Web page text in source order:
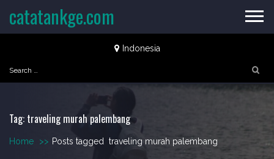
Indonesia
Search
for:
catatankge.com
Tag: traveling murah palembang
Home >> Posts tagged traveling murah palembang